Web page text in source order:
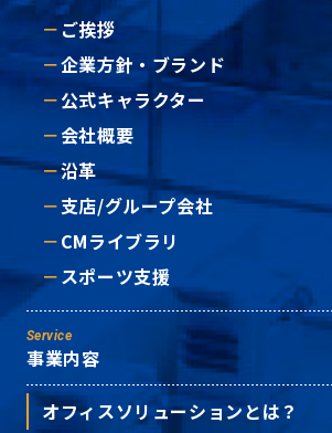
ご挨拶
企業方針・ブランド
公式キャラクター
会社概要
沿革
支店/グループ会社
CMライブラリ
スポーツ支援
Service
事業内容
オフィスソリューションとは？